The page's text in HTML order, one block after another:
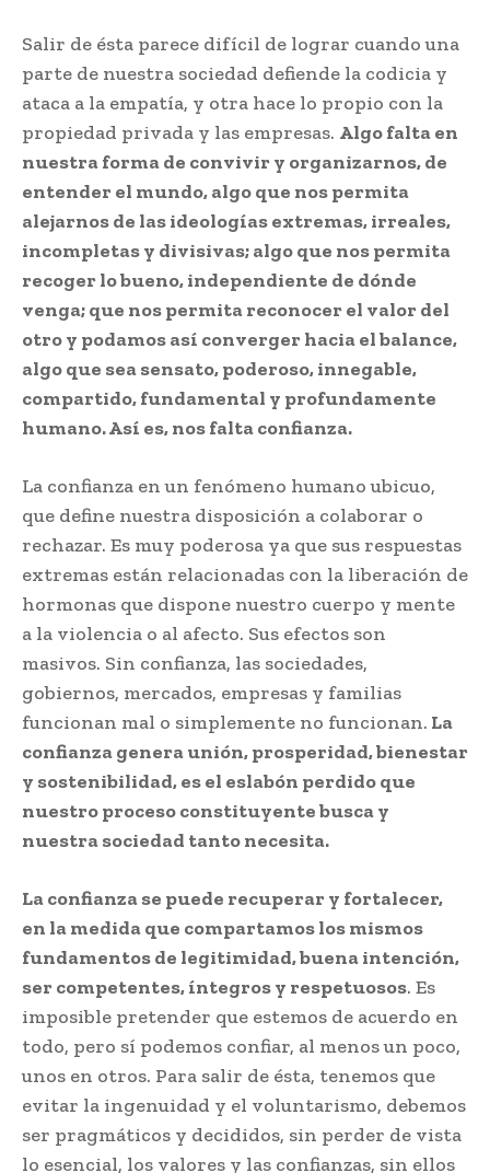
Salir de ésta parece difícil de lograr cuando una
parte de nuestra sociedad defiende la codicia y
ataca a la empatía, y otra hace lo propio con la
propiedad privada y las empresas. Algo falta en
nuestra forma de convivir y organizarnos, de
entender el mundo, algo que nos permita
alejarnos de las ideologías extremas, irreales,
incompletas y divisivas; algo que nos permita
recoger lo bueno, independiente de dónde
venga; que nos permita reconocer el valor del
otro y podamos así converger hacia el balance,
algo que sea sensato, poderoso, innegable,
compartido, fundamental y profundamente
humano. Así es, nos falta confianza.
La confianza en un fenómeno humano ubicuo,
que define nuestra disposición a colaborar o
rechazar. Es muy poderosa ya que sus respuestas
extremas están relacionadas con la liberación de
hormonas que dispone nuestro cuerpo y mente
a la violencia o al afecto. Sus efectos son
masivos. Sin confianza, las sociedades,
gobiernos, mercados, empresas y familias
funcionan mal o simplemente no funcionan. La
confianza genera unión, prosperidad, bienestar
y sostenibilidad, es el eslabón perdido que
nuestro proceso constituyente busca y
nuestra sociedad tanto necesita.
La confianza se puede recuperar y fortalecer,
en la medida que compartamos los mismos
fundamentos de legitimidad, buena intención,
ser competentes, íntegros y respetuosos. Es
imposible pretender que estemos de acuerdo en
todo, pero sí podemos confiar, al menos un poco,
unos en otros. Para salir de ésta, tenemos que
evitar la ingenuidad y el voluntarismo, debemos
ser pragmáticos y decididos, sin perder de vista
lo esencial, los valores y las confianzas, sin ellos